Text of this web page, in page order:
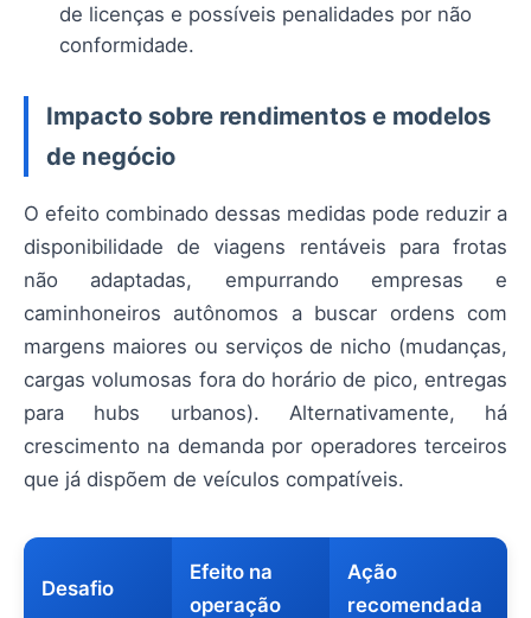
de licenças e possíveis penalidades por não
conformidade.
Impacto sobre rendimentos e modelos
de negócio
O efeito combinado dessas medidas pode reduzir a
disponibilidade de viagens rentáveis para frotas
não adaptadas, empurrando empresas e
caminhoneiros autônomos a buscar ordens com
margens maiores ou serviços de nicho (mudanças,
cargas volumosas fora do horário de pico, entregas
para hubs urbanos). Alternativamente, há
crescimento na demanda por operadores terceiros
que já dispõem de veículos compatíveis.
Desafio
Efeito na
operação
Ação
recomendada